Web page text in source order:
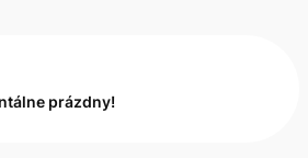
prázdny!